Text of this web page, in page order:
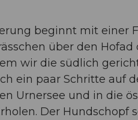
beginnt mit einer
über den
wir die südlich
ein paar Schritte auf
Urnersee und in die
Der